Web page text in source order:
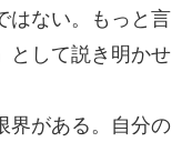
はない。もっと言
として説き明かせ
界がある。自分の